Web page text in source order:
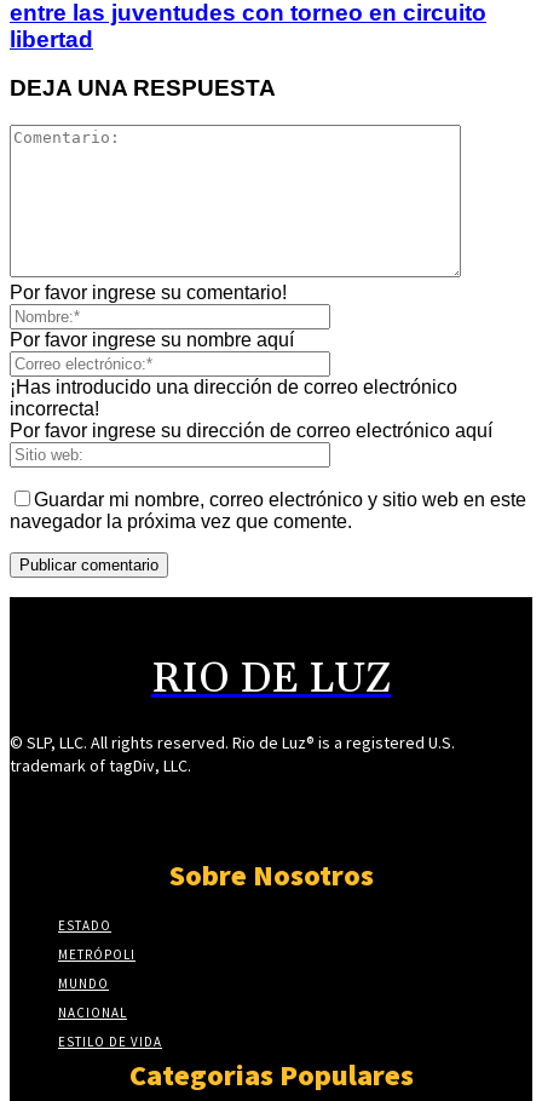
entre las juventudes con torneo en circuito
libertad
DEJA UNA RESPUESTA
Por favor ingrese su comentario!
Por favor ingrese su nombre aquí
¡Has introducido una dirección de correo electrónico
incorrecta!
Por favor ingrese su dirección de correo electrónico aquí
Guardar mi nombre, correo electrónico y sitio web en este
navegador la próxima vez que comente.
RIO DE LUZ
© SLP, LLC. All rights reserved. Rio de Luz® is a registered U.S.
trademark of tagDiv, LLC.
Sobre Nosotros
ESTADO
METRÓPOLI
MUNDO
NACIONAL
ESTILO DE VIDA
Categorias Populares